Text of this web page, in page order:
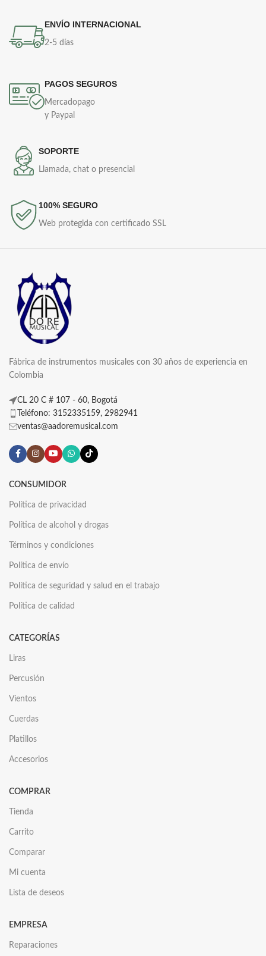
ENVÍO INTERNACIONAL
2-5 días
PAGOS SEGUROS
Mercadopago
y Paypal
SOPORTE
Llamada, chat o presencial
100% SEGURO
Web protegida con certificado SSL
Fábrica de instrumentos musicales con 30 años de experiencia en
Colombia
CL 20 C # 107 - 60, Bogotá
Teléfono: 3152335159, 2982941
ventas@aadoremusical.com
CONSUMIDOR
Política de privacidad
Política de alcohol y drogas
Términos y condiciones
Política de envío
Política de seguridad y salud en el trabajo
Política de calidad
CATEGORÍAS
Liras
Percusión
Vientos
Cuerdas
Platillos
Accesorios
COMPRAR
Tienda
Carrito
Comparar
Mi cuenta
Lista de deseos
EMPRESA
Reparaciones